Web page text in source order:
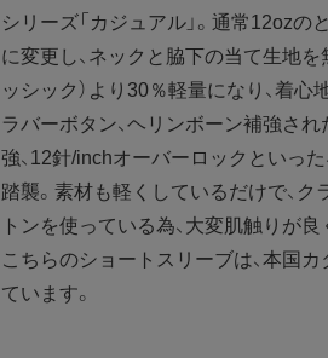
シリーズ「カジュアル」。通常12oz
に変更し、ネックと脇下の当て生地を
ッシック）より30％軽量になり、着心
ラバーボタン、ヘリンボーン補強さ
強、12針/inchオーバーロックといっ
踏襲。素材も軽くしているだけで、ク
トンを使っている為、大変肌触りが
こちらのショートスリーブは、本国
ています。